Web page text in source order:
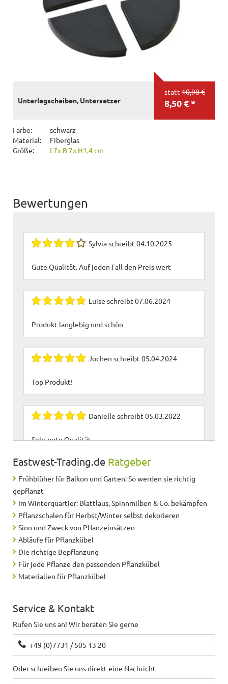
statt 10,90 €
8,50 € *
Unterlegscheiben, Untersetzer
Farbe:
schwarz
Material:
Fiberglas
Größe:
L7x B 7x H1,4 cm
Bewertungen
Sylviaschreibt 04.10.2025
Gute Qualität. Auf jeden Fall den Preis wert
Luise schreibt 07.06.2024
Produkt langlebig und schön
Jochen schreibt 05.04.2024
Top Produkt!
Danielle schreibt 05.03.2022
Sehr gute Qualität.
sehr gut
Helmutschreibt
alles perfekt
Sehr gut
Guido
Entspricht absolut den Erwartungen. Material und
Optik sind auch real wie beschrieben.
Eastwest-Trading.de Ratgeber
Frühblüher für Balkon und Garten: So werden sie richtig
gepflanzt
Im Winterquartier: Blattlaus, Spinnmilben & Co. bekämpfen
Pflanzschalen für Herbst/Winter selbst dekorieren
Sinn und Zweck von Pflanzeinsätzen
Abläufe für Pflanzkübel
Die richtige Bepflanzung
Für jede Pflanze den passenden Pflanzkübel
Materialien für Pflanzkübel
Service & Kontakt
Rufen Sie uns an! Wir beraten Sie gerne
+49 (0)7731 / 505 13 20
Oder schreiben Sie uns direkt eine Nachricht